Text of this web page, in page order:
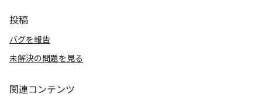
投稿
バグを報告
未解決の問題を見る
関連コンテンツ